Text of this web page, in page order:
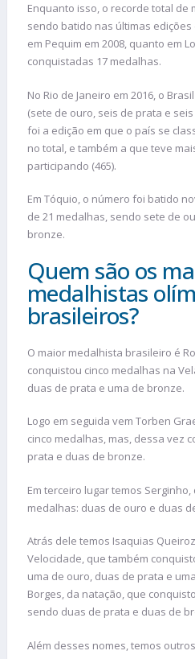
Enquanto isso, o recorde total de
sendo batido nas últimas edições
em Pequim em 2008, quanto em
conquistadas 17 medalhas.
No Rio de Janeiro em 2016, o
(sete de ouro, seis de prata e
foi a edição em que o país se
no total, e também a que teve
participando (465).
Em Tóquio, o número foi batido
de 21 medalhas, sendo sete de
bronze.
Quem são os
medalhistas
brasileiros?
O maior medalhista brasileiro é
conquistou cinco medalhas na
duas de prata e uma de bronze.
Logo em seguida vem Torben
cinco medalhas, mas, dessa vez
prata e duas de bronze.
Em terceiro lugar temos
medalhas: duas de ouro e duas
Atrás dele temos Isaquias
Velocidade, que também
uma de ouro, duas de prata e
Borges, da natação, que
sendo duas de prata e duas de
Além desses nomes, temos